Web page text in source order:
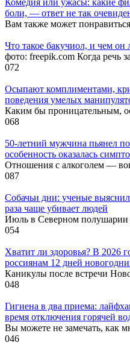
Комедия или ужасы: какие
боли, — ответ не так
Вам также может понравиться
Что такое бакучиол, и чем он
фото: freepik.com Когда речь
072
Осыпают комплиментами,
поведения умелых
Каким бы проницательным,
068
50-летний мужчина пьянел
особенность оказалась
Отношения с алкоголем —
087
Собачьи дни: ученые
раза чаще убивает людей
Июль в Северном
054
Хватит ли здоровья? В 2026
россиянам 12 дней
Каникулы после встречи
048
Гигиена в два приема:
время отключения горячей
Вы можете не замечать, как
046